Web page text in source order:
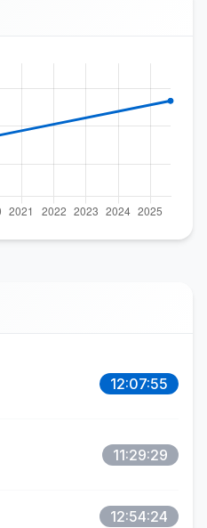
12:07:55
11:29:29
12:54:24